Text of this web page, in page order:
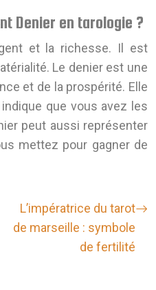
Denier en tarologie ?
et la richesse. Il est
Le denier est une
et de la prospérité. Elle
que vous avez les
peut aussi représenter
mettez pour gagner de
L’impératrice du tarot
de marseille : symbole
de fertilité